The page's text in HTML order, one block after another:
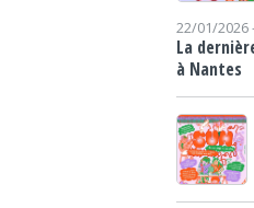
22/01/2026
La
à Nantes